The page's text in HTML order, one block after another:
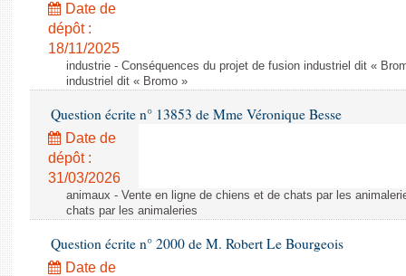
Date de
dépôt :
18/11/2025
industrie - Conséquences du projet de fusion industriel dit «
industriel dit « Bromo »
Question écrite n° 13853 de Mme Véronique Besse
Date de
dépôt :
31/03/2026
animaux - Vente en ligne de chiens et de chats par les
chats par les animaleries
Question écrite n° 2000 de M. Robert Le Bourgeois
Date de